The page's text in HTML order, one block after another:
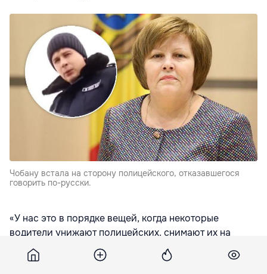
Чобану встала на сторону полицейского, отказавшегося
говорить по-русски.
«У нас это в порядке вещей, когда некоторые
водители унижают полицейских, снимают их на
видео, отпускают колкие шутки в их адрес... Увидев
высокомерие водителя, который сознательно